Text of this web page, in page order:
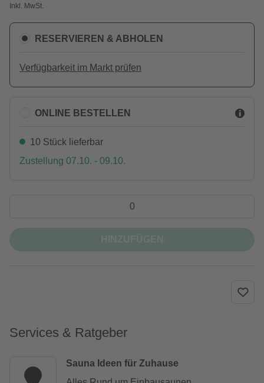
Inkl. MwSt.
RESERVIEREN & ABHOLEN
Verfügbarkeit im Markt prüfen
ONLINE BESTELLEN
10 Stück lieferbar
Zustellung 07.10. - 09.10.
Services & Ratgeber
Sauna Ideen für Zuhause